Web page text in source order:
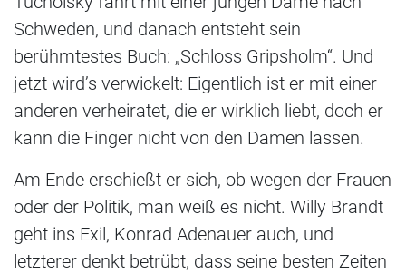
Schweden, und danach entsteht sein
berühmtestes Buch: „Schloss Gripsholm“. Und
jetzt wird’s verwickelt: Eigentlich ist er mit einer
anderen verheiratet, die er wirklich liebt, doch er
kann die Finger nicht von den Damen lassen.
Am Ende erschießt er sich, ob wegen der Frauen
oder der Politik, man weiß es nicht. Willy Brandt
geht ins Exil, Konrad Adenauer auch, und
letzterer denkt betrübt, dass seine besten Zeiten